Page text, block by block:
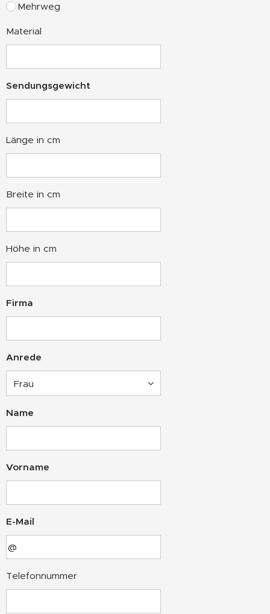
Mehrweg
Material
Sendungsgewicht
Länge in cm
Breite in cm
Höhe in cm
Firma
Anrede
Name
Vorname
E-Mail
Telefonnummer